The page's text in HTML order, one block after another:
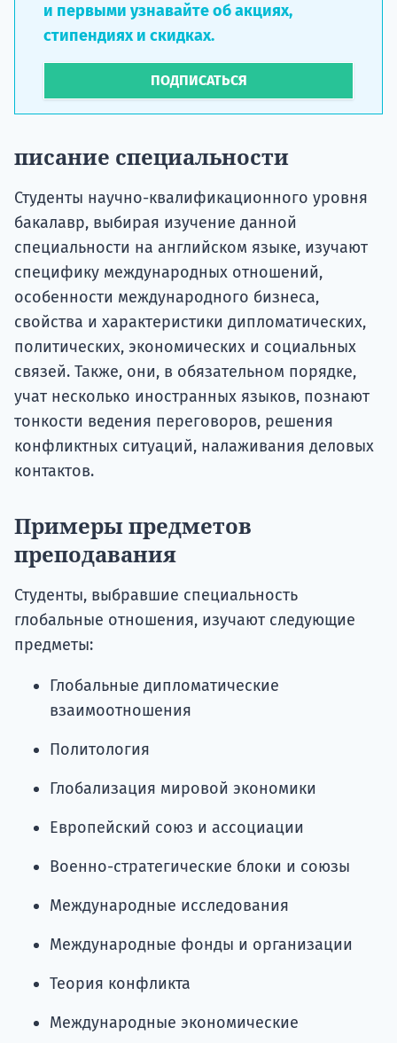
и первыми узнавайте об акциях,
стипендиях и скидках.
ПОДПИСАТЬСЯ
писание специальности
Студенты научно-квалификационного уровня
бакалавр, выбирая изучение данной
специальности на английском языке, изучают
специфику международных отношений,
особенности международного бизнеса,
свойства и характеристики дипломатических,
политических, экономических и социальных
связей. Также, они, в обязательном порядке,
учат несколько иностранных языков, познают
тонкости ведения переговоров, решения
конфликтных ситуаций, налаживания деловых
контактов.
Примеры предметов
преподавания
Студенты, выбравшие специальность
глобальные отношения, изучают следующие
предметы:
Глобальные дипломатические
взаимоотношения
Политология
Глобализация мировой экономики
Европейский союз и ассоциации
Военно-стратегические блоки и союзы
Международные исследования
Международные фонды и организации
Теория конфликта
Международные экономические